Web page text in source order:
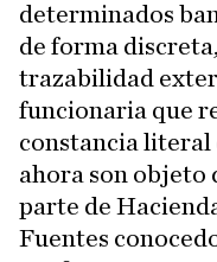
determinados
de forma
trazabilidad
funcionaria que
constancia literal
ahora son objeto
parte de
Fuentes